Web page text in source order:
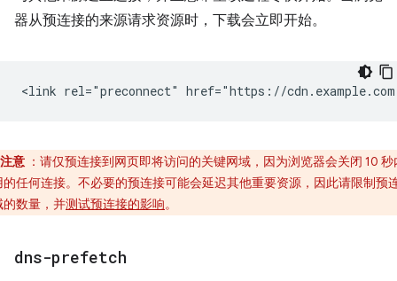
器从预连接的来源请求资源时，下载会立即开始。
注意 ：请仅预连接到网页即将访问的关键网域，因为浏览器会关闭 10 秒
的任何连接。不必要的预连接可能会延迟其他重要资源，因此请限制预
的数量，并测试预连接的影响。
dns-prefetch